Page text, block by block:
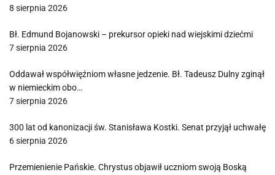
8 sierpnia 2026
Bł. Edmund Bojanowski – prekursor opieki nad wiejskimi dziećmi
7 sierpnia 2026
Oddawał współwięźniom własne jedzenie. Bł. Tadeusz Dulny zginął
w niemieckim obo…
7 sierpnia 2026
300 lat od kanonizacji św. Stanisława Kostki. Senat przyjął uchwałę
6 sierpnia 2026
Przemienienie Pańskie. Chrystus objawił uczniom swoją Boską